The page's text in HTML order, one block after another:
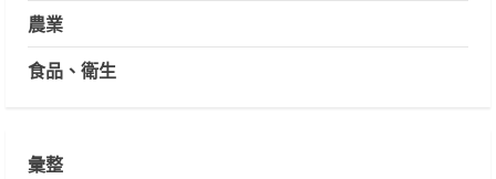
農業
食品、衛生
彙整